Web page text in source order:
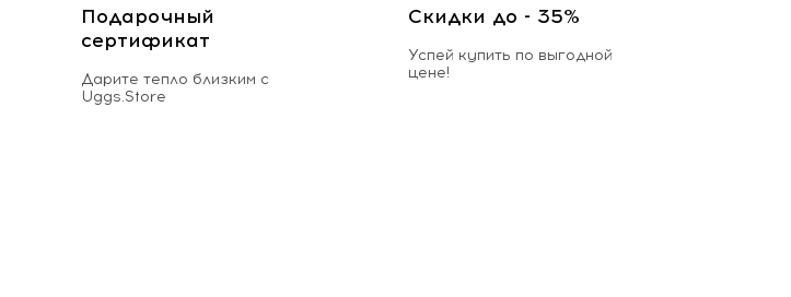
Подарочный
сертификат
Дарите тепло близким с
Uggs.Store
Скидки до - 35%
Успей купить по выгодной
цене!